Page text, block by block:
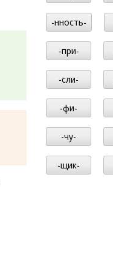
-нность-
-при-
-сли-
-фи-
-чу-
-щик-